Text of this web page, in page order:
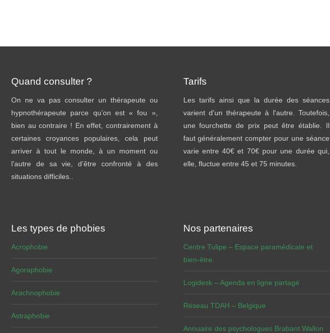
Quand consulter ?
On ne va pas consulter un thérapeute ou
hypnothérapeute parce qu’on est « fou »,
bien au contraire ! En effet, contrairement à
certaines croyances populaires, cela peut
arriver à tout le monde, à un moment ou
l’autre de sa vie, d’être confronté à des
situations difficiles..
Tarifs
Les tarifs ainsi que la durée des séances
varient d'un thérapeute à l'autre. Toutefois,
une fourchette de prix peut être établie. Il
faut généralement compter pour une séance
varie entre 40€ et 70€ pour une durée qui,
elle, fluctue entre 45 et 75 minutes.
Les types de phobies
Acrophobie
Agoraphobie
Arachnophobie
Astraphobie
Nos partenaires
Centre Tulipe – Espace paramédicale et
bien-être.
Logidesk – Agenda en ligne partagé
Réseau TDAH – Belgique
Annuaire des psychologues Brabant Wallon